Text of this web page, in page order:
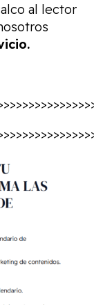
al lector